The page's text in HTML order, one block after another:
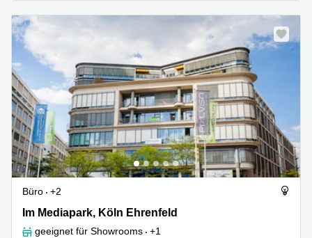
Büro
+2
Im Mediapark 5, Köln Ehrenfeld
Im Mediapark, Köln Ehrenfeld
geeignet für Showrooms +1